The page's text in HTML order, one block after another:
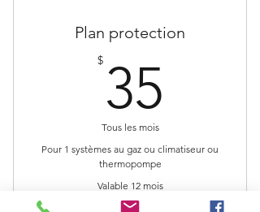
Plan protection
$ 35
Tous les mois
Pour 1 systèmes au gaz ou climatiseur ou
thermopompe
Valable 12 mois